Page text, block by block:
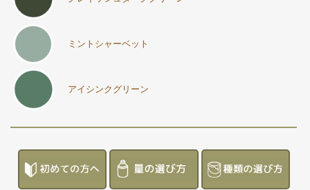
ミントシャーベット
アイシンクグリーン